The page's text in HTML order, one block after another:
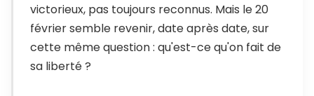
victorieux, pas toujours reconnus. Mais le 20
février semble revenir, date après date, sur
cette même question : qu'est-ce qu'on fait de
sa liberté ?